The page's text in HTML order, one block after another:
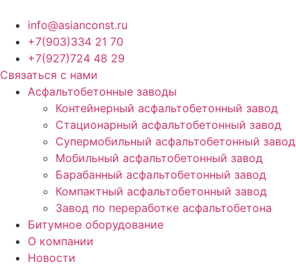
содержимому
info@asianconst.ru
+7(903)334 21 70
+7(927)724 48 29
Связаться с нами
Асфальтобетонные заводы
Контейнерный асфальтобетонный завод
Стационарный асфальтобетонный завод
Супермобильный асфальтобетонный завод
Мобильный асфальтобетонный завод
Барабанный асфальтобетонный завод
Компактный асфальтобетонный завод
Завод по переработке асфальтобетона
Битумное оборудование
О компании
Новости